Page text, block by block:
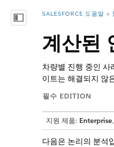
목차 표시 위치:
SALESFORCE 도움말
계산된
차량별 진행 중인
이트는 해결되지 않
필수 EDITION
지원 제품: Enterprise,
다음은 논리의 분석